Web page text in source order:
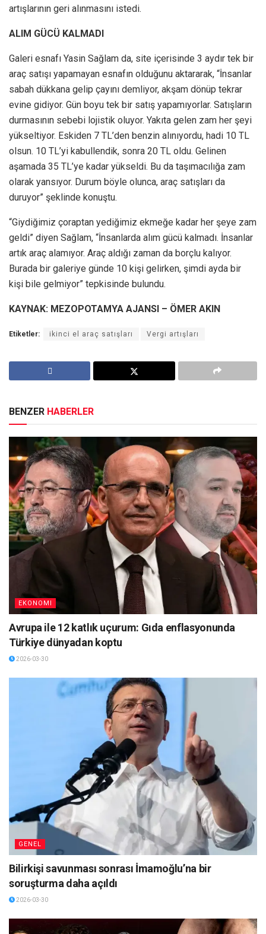
artışlarının geri alınmasını istedi.
ALIM GÜCÜ KALMADI
Galeri esnafı Yasin Sağlam da, site içerisinde 3 aydır tek bir
araç satışı yapamayan esnafın olduğunu aktararak, “İnsanlar
sabah dükkana gelip çayını demliyor, akşam dönüp tekrar
evine gidiyor. Gün boyu tek bir satış yapamıyorlar. Satışların
durmasının sebebi lojistik oluyor. Yakıta gelen zam her şeyi
yükseltiyor. Eskiden 7 TL’den benzin alınıyordu, hadi 10 TL
olsun. 10 TL’yi kabullendik, sonra 20 TL oldu. Gelinen
aşamada 35 TL’ye kadar yükseldi. Bu da taşımacılığa zam
olarak yansıyor. Durum böyle olunca, araç satışları da
duruyor” şeklinde konuştu.
“Giydiğimiz çoraptan yediğimiz ekmeğe kadar her şeye zam
geldi” diyen Sağlam, “İnsanlarda alım gücü kalmadı. İnsanlar
artık araç alamıyor. Araç aldığı zaman da borçlu kalıyor.
Burada bir galeriye günde 10 kişi gelirken, şimdi ayda bir
kişi bile gelmiyor” tepkisinde bulundu.
KAYNAK: MEZOPOTAMYA AJANSI – ÖMER AKIN
Etiketler: ikinci el araç satışları Vergi artışları
BENZER HABERLER
EKONOMI
Avrupa ile 12 katlık uçurum: Gıda enflasyonunda
Türkiye dünyadan koptu
2026-03-30
GENEL
Bilirkişi savunması sonrası İmamoğlu’na bir
soruşturma daha açıldı
2026-03-30